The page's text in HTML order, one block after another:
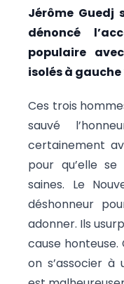
Jérôme Guedj
dénoncé
populaire
isolés à gauche
Ces trois
sauvé
certainement
pour qu’elle
saines. Le
déshonneur
adonner. Ils
cause
on s’associer à